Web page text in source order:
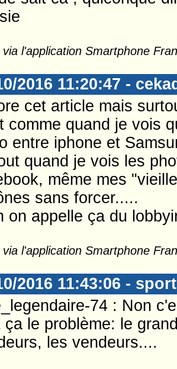
via l'application Smartphone
2016 11:20:47 -
cet article mais
comme quand je vois
entre iphone et
quand je vois les
même mes
sans forcer.....
on appelle ça du
via l'application Smartphone
2016 11:43:06 -
74 : Non
ça le problème: le
les vendeurs....